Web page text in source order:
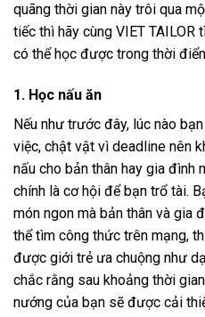
quãng thời gian này trôi qua
tiếc thì hãy cùng VIET TAILOR
có thể học được trong thời
1. Học nấu ăn
Nếu như trước đây, lúc nào
việc, chật vật vì deadline nên
nấu cho bản thân hay gia đình
chính là cơ hội để bạn trổ tài.
món ngon mà bản thân và gia
thể tìm công thức trên mạng,
được giới trẻ ưa chuộng như
chắc rằng sau khoảng thời
nướng của bạn sẽ được cải